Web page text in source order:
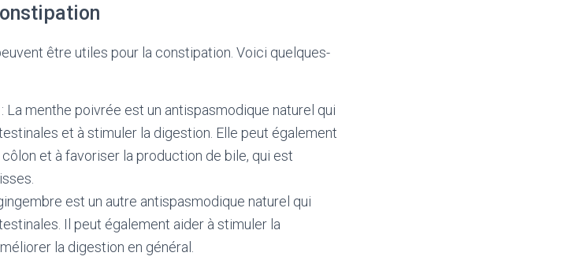
être utiles pour la constipation. Voici quelques-
menthe poivrée est un antispasmodique naturel qui
et à stimuler la digestion. Elle peut également
et à favoriser la production de bile, qui est
est un autre antispasmodique naturel qui
Il peut également aider à stimuler la
la digestion en général.